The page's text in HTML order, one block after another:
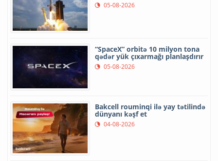
05-08-2026
“SpaceX” orbitə 10 milyon tona
qədər yük çıxarmağı planlaşdırır
05-08-2026
Bakcell rouminqi ilə yay tətilində
dünyanı kəşf et
04-08-2026